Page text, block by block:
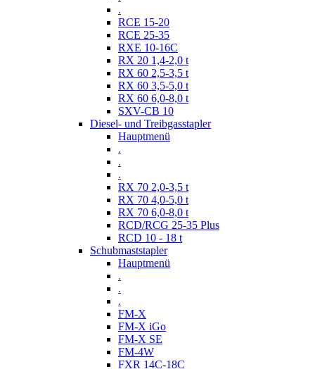
.
RCE 15-20
RCE 25-35
RXE 10-16C
RX 20 1,4-2,0 t
RX 60 2,5-3,5 t
RX 60 3,5-5,0 t
RX 60 6,0-8,0 t
SXV-CB 10
Diesel- und Treibgasstapler
Hauptmenü
.
.
.
RX 70 2,0-3,5 t
RX 70 4,0-5,0 t
RX 70 6,0-8,0 t
RCD/RCG 25-35 Plus
RCD 10 - 18 t
Schubmaststapler
Hauptmenü
.
.
.
FM-X
FM-X iGo
FM-X SE
FM-4W
FXR 14C-18C